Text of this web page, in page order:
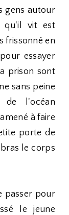
gens autour
qu'il vit est
frissonné en
essayer
prison sont
sans peine
de l'océan
à faire
porte de
le corps
passer pour
le jeune